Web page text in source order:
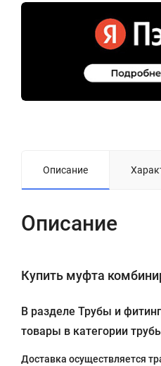
Описание
Описание
Купить муфта
В разделе Трубы и
товары в категории
Доставка осуществляется